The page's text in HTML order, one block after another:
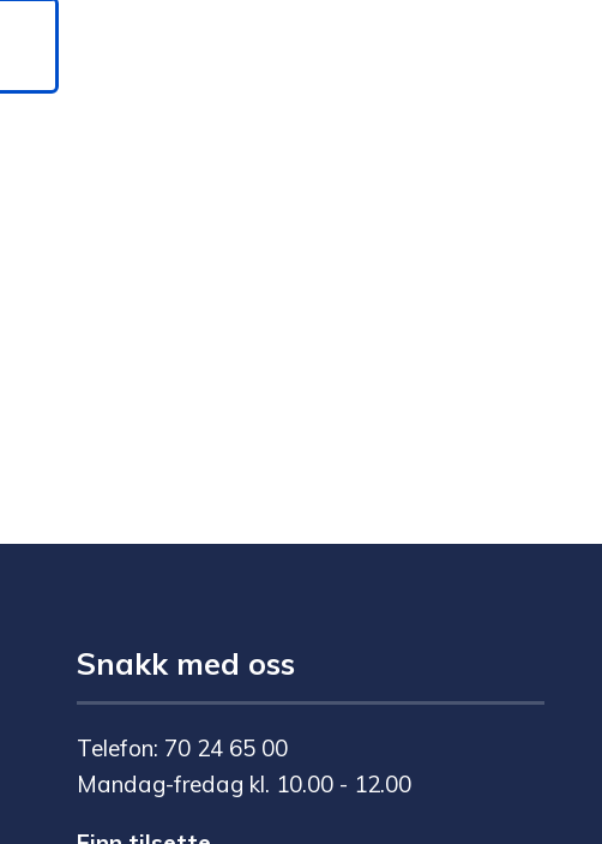
Snakk med oss
Telefon: 70 24 65 00
Mandag-fredag kl. 10.00 - 12.00